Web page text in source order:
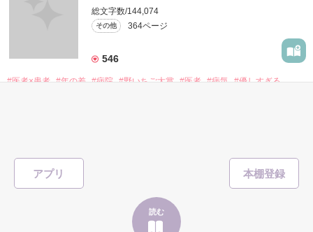
アプリ
読む
あなたの母親になりたい…
                 みんなが支えてくれる
                   みんなのためにも
総文字数/144,074
その他 364ページ
546
#医者×患者 #年の差 #病院 #野いちご大賞 #医者 #病気 #優しすぎる
「また抜け出すつもりですか？」